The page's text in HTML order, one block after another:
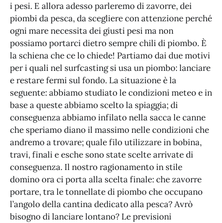
i pesi. E allora adesso parleremo di zavorre, dei
piombi da pesca, da scegliere con attenzione perché
ogni mare necessita dei giusti pesi ma non
possiamo portarci dietro sempre chili di piombo. È
la schiena che ce lo chiede! Partiamo dai due motivi
per i quali nel surfcasting si usa un piombo: lanciare
e restare fermi sul fondo. La situazione è la
seguente: abbiamo studiato le condizioni meteo e in
base a queste abbiamo scelto la spiaggia; di
conseguenza abbiamo infilato nella sacca le canne
che speriamo diano il massimo nelle condizioni che
andremo a trovare; quale filo utilizzare in bobina,
travi, finali e esche sono state scelte arrivate di
conseguenza. Il nostro ragionamento in stile
domino ora ci porta alla scelta finale: che zavorre
portare, tra le tonnellate di piombo che occupano
l’angolo della cantina dedicato alla pesca? Avrò
bisogno di lanciare lontano? Le previsioni